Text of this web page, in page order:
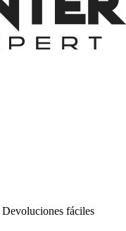
Devoluciones fáciles